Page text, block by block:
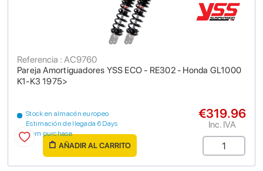
Pareja Amortiguadores YSS ECO - RE302 - Honda GL1000
K1-K3 1975>
Referencia : AC9760
Stock en almacén europeo
Estimación de llegada 6 Days
from purchase
€319.96
Inc. IVA
AÑADIR AL CARRITO